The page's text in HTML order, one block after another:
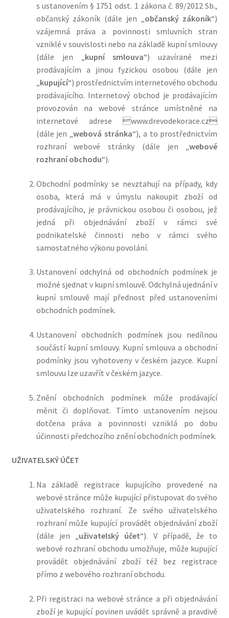
s ustanovením § 1751 odst. 1 zákona č. 89/2012 Sb.,
občanský zákoník (dále jen „občanský zákoník“)
vzájemná práva a povinnosti smluvních stran
vzniklé v souvislosti nebo na základě kupní smlouvy
(dále jen „kupní smlouva“) uzavírané mezi
prodávajícím a jinou fyzickou osobou (dále jen
„kupující“) prostřednictvím internetového obchodu
prodávajícího. Internetový obchod je prodávajícím
provozován na webové stránce umístněné na
internetové adrese www.drevodekorace.cz
(dále jen „webová stránka“), a to prostřednictvím
rozhraní webové stránky (dále jen „webové
rozhraní obchodu“).
Obchodní podmínky se nevztahují na případy, kdy
osoba, která má v úmyslu nakoupit zboží od
prodávajícího, je právnickou osobou či osobou, jež
jedná při objednávání zboží v rámci své
podnikatelské činnosti nebo v rámci svého
samostatného výkonu povolání.
Ustanovení odchylná od obchodních podmínek je
možné sjednat v kupní smlouvě. Odchylná ujednání v
kupní smlouvě mají přednost před ustanoveními
obchodních podmínek.
Ustanovení obchodních podmínek jsou nedílnou
součástí kupní smlouvy. Kupní smlouva a obchodní
podmínky jsou vyhotoveny v českém jazyce. Kupní
smlouvu lze uzavřít v českém jazyce.
Znění obchodních podmínek může prodávající
měnit či doplňovat. Tímto ustanovením nejsou
dotčena práva a povinnosti vzniklá po dobu
účinnosti předchozího znění obchodních podmínek.
UŽIVATELSKÝ ÚČET
Na základě registrace kupujícího provedené na
webové stránce může kupující přistupovat do svého
uživatelského rozhraní. Ze svého uživatelského
rozhraní může kupující provádět objednávání zboží
(dále jen „ uživatelský účet“). V případě, že to
webové rozhraní obchodu umožňuje, může kupující
provádět objednávání zboží též bez registrace
přímo z webového rozhraní obchodu.
Při registraci na webové stránce a při objednávání
zboží je kupující povinen uvádět správně a pravdivě